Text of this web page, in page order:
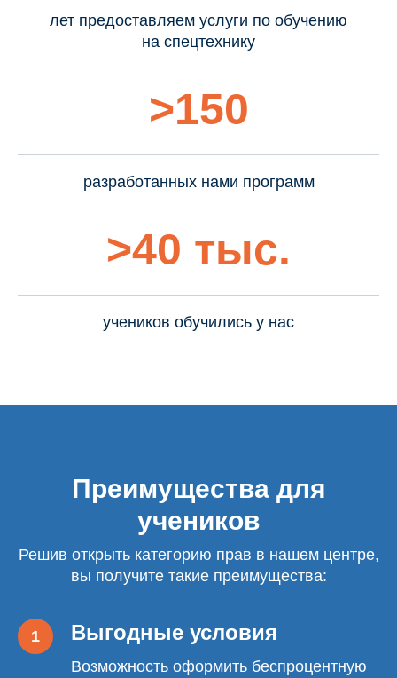
лет предоставляем услуги по обучению
на спецтехнику
>150
разработанных нами программ
>40 тыс.
учеников обучились у нас
Преимущества для
учеников
Решив открыть категорию прав в нашем центре,
вы получите такие преимущества:
Выгодные условия
Возможность оформить беспроцентную